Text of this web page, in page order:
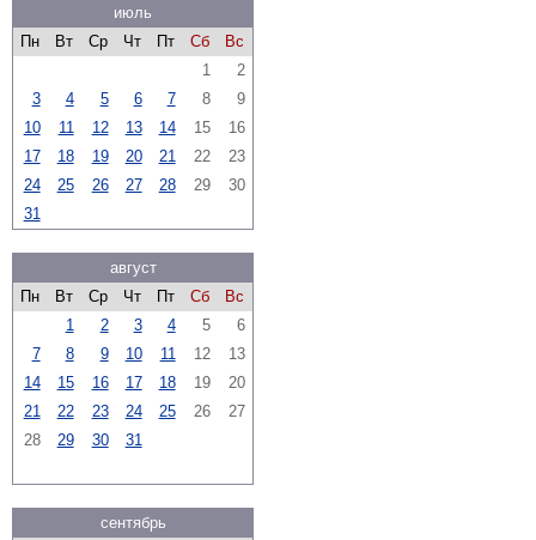
июль
Пн
Вт Ср Чт Пт Сб
Вс
1
2
3
4 5 6 7 8
9
10
11 12 13 14 15
16
17
18 19 20 21 22
23
24
25 26 27 28 29
30
31
август
Пн
Вт Ср Чт Пт Сб
Вс
1
2 3 4 5
6
7
8 9 10 11 12
13
14
15 16 17 18 19
20
21
22 23 24 25 26
27
28
29 30 31
сентябрь